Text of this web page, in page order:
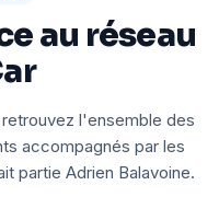
au réseau
l'ensemble des
accompagnés par les
partie Adrien Balavoine.